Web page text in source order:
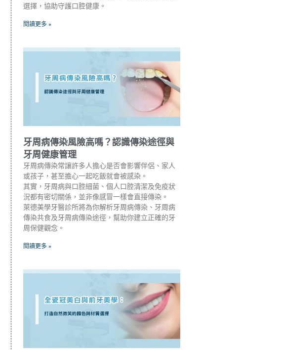
選擇，協助守護口腔健康。
閱讀更多 »
牙周病傳染風險高嗎？認識傳染途徑與
牙周健康管理
牙周病傳染常讓許多人擔心是否會影響伴侶、家人
或孩子，甚至擔心一起吃飯就會被感染。
其實，牙周病與口腔細菌、個人口腔清潔及免疫狀
況都有密切關係，並非像感冒一樣會直接傳染。
萊德美學牙醫診所將為你解析牙周病傳染、牙周病
傳染共食及牙周病傳染途徑，幫助你建立正確的牙
周保健觀念。
閱讀更多 »